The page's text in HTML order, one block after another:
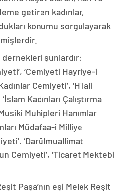
getiren kadınlar,
konumu sorgulayarak
dernekleri şunlardır:
‘Cemiyeti Hayriye-i
Cemiyeti’, ‘Hilali
Kadınları Çalıştırma
Muhipleri Hanımlar
Müdafaa-i Milliye
‘Darülmuallimat
Cemiyeti’, ‘Ticaret Mektebi
Paşa’nın eşi Melek Reşit